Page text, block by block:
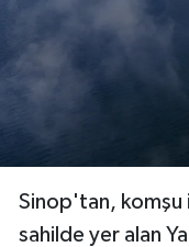
Sinop'tan, komşu
sahilde yer alan